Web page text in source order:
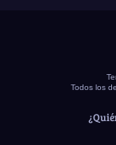
Todos los